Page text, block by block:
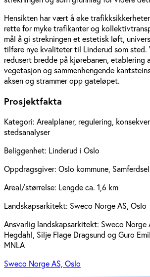
Hensikten har vært å øke
rette for myke trafikanter og
mål å gi strekningen et estetisk løft,
tilføre nye kvaliteter til Linderud som sted.
redusert bredde på kjørebanen, etablering
vegetasjon og sammenhengende
aksen og strammer opp gateløpet.
Prosjektfakta
Kategori: Arealplaner, regulering,
stedsanalyser
Beliggenhet: Linderud i Oslo
Oppdragsgiver: Oslo kommune,
Areal/størrelse: Lengde ca. 1,6 km
Landskapsarkitekt: Sweco Norge AS, Oslo
Ansvarlig landskapsarkitekt: Sweco Norge
Hegdahl, Silje Flage Dragsund og Guro
MNLA
Sweco Norge AS, Oslo